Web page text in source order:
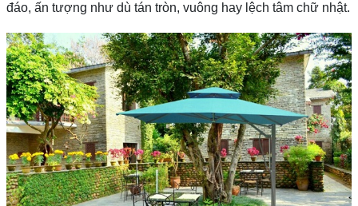
đáo, ấn tượng như dù tán tròn, vuông hay lệch tâm chữ nhật.